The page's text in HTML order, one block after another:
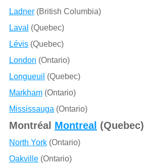
Ladner(British Columbia)
Laval (Quebec)
Lévis(Quebec)
London (Ontario)
Longueuil (Quebec)
Markham(Ontario)
Mississauga (Ontario)
Montréal Montreal (Quebec)
North York(Ontario)
Oakville(Ontario)